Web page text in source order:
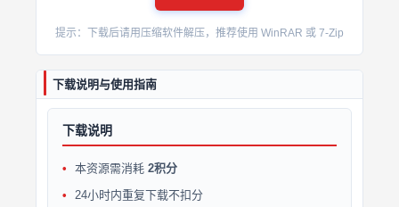
提示：下载后请用压缩软件解压，推荐使用 WinRAR 或 7-Zip
下载说明与使用指南
下载说明
本资源需消耗 2积分
24小时内重复下载不扣分